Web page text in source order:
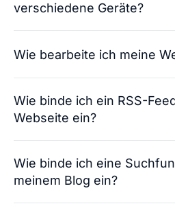
verschiedene Geräte?
Wie bearbeite ich meine
Wie binde ich ein RSS-
Webseite ein?
Wie binde ich eine
meinem Blog ein?